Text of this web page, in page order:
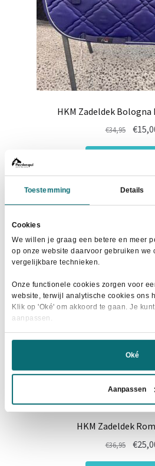
Toestemming Details
Cookies
We willen je graag een betere en meer
op onze website daarvoor gebruiken we
vergelijkbare technieken.
Onze functionele cookies zorgen voor
website, terwijl analytische cookies ons
Klik op 'Oké' om akkoord te gaan. Je
aanpassen.
Oké
Aanpassen
HKM Zadeldek
€34,95
prijs
€34,95.
€
HKM Zadeldek
- 29%
€36,95
prijs
€